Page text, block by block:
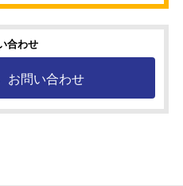
合わせ
お問い合わせ